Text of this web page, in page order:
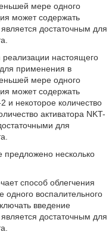
мере одного
может содержать
достаточным для
настоящего
применения в
мере одного
может содержать
и некоторое количество
активатора NKT-
для
предложено несколько
способ облегчения
воспалительного
введение
достаточным для